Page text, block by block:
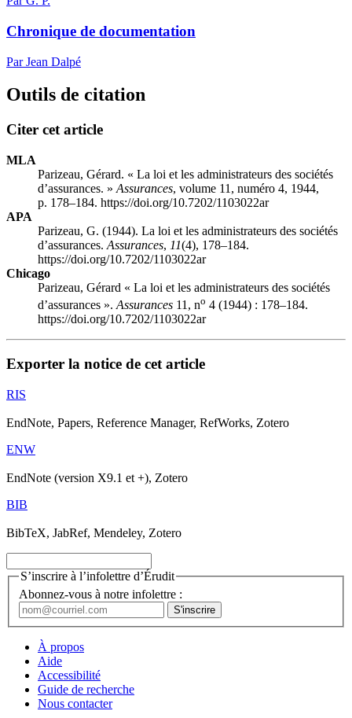
Chronique de documentation
Par Jean Dalpé
Outils de citation
Citer cet article
MLA
Parizeau, Gérard. « La loi et les administrateurs des sociétés
d’assurances. » Assurances, volume 11, numéro 4, 1944,
p. 178–184. https://doi.org/10.7202/1103022ar
APA
Parizeau, G. (1944). La loi et les administrateurs des sociétés
d’assurances. Assurances, 11(4), 178–184.
https://doi.org/10.7202/1103022ar
Chicago
Parizeau, Gérard « La loi et les administrateurs des sociétés
d’assurances ».Assurances 11, no 4 (1944) : 178–184.
https://doi.org/10.7202/1103022ar
Exporter la notice de cet article
RIS
EndNote, Papers, Reference Manager, RefWorks, Zotero
ENW
EndNote (version X9.1 et +), Zotero
BIB
BibTeX, JabRef, Mendeley, Zotero
S’inscrire à l’infolettre d’Érudit
Abonnez-vous à notre infolettre :
À propos
Aide
Accessibilité
Guide de recherche
Nous contacter